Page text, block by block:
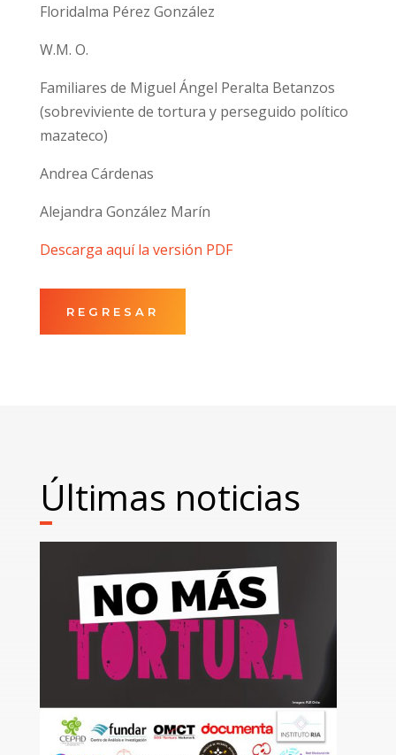
Floridalma Pérez González
W.M. O.
Familiares de Miguel Ángel Peralta Betanzos
(sobreviviente de tortura y perseguido político
mazateco)
Andrea Cárdenas
Alejandra González Marín
Descarga aquí la versión PDF
REGRESAR
Últimas noticias